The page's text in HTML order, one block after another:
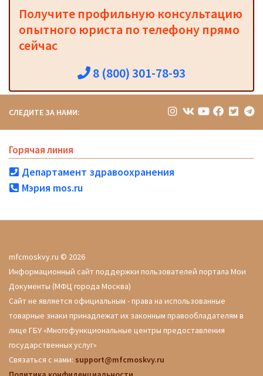
Получите профильную консультацию
опытного юриста по телефону прямо
сейчас
8 (800) 301-78-93
СЛЕДИТЕ ЗА НАМИ:
Горячая линия
Департамент здравоохранения
Мэрия mos.ru
mfcmoskvy.ru © 2026
Информационный сайт поддержки пользователей портала Мои
Документы (МФЦ города Москва)
Сайт не является официальным - права на использованные
товарные знаки принадлежат их законным правообладателям в
лице ГБУ «Многофункциональные центры предоставления
государственных услуг»
Связаться с нами: support@mfcmoskvy.ru